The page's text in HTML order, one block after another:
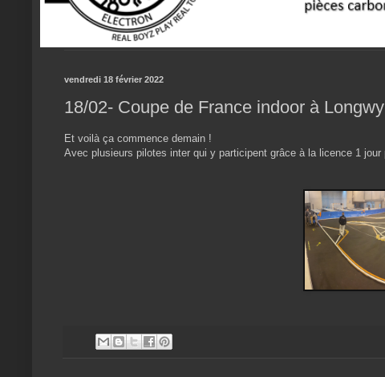
vendredi 18 février 2022
18/02- Coupe de France indoor à Longwy
Et voilà ça commence demain !
Avec plusieurs pilotes inter qui y participent grâce à la licence 1 jour